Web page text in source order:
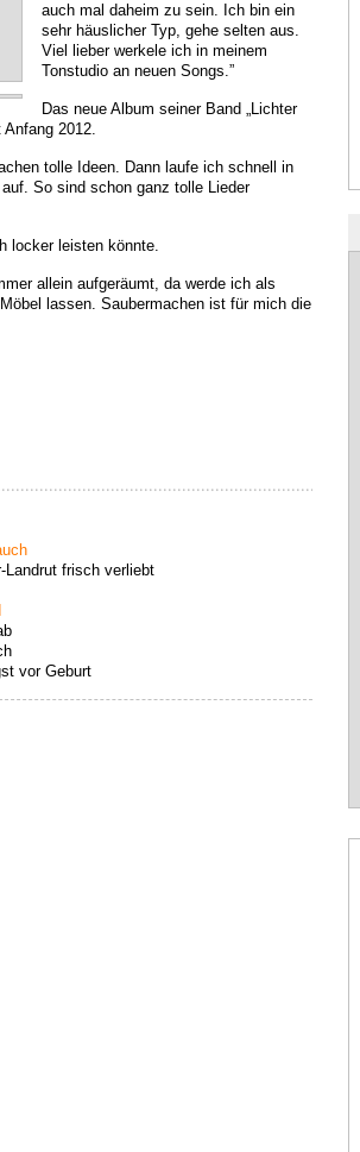
auch mal daheim zu sein. Ich bin ein
sehr häuslicher Typ, gehe selten aus.
Viel lieber werkele ich in meinem
Tonstudio an neuen Songs.”
Das neue Album seiner Band „Lichter
2012.
tolle Ideen. Dann laufe ich schnell in
So sind schon ganz tolle Lieder
locker leisten könnte.
allein aufgeräumt, da werde ich als
lassen. Saubermachen ist für mich die
Landrut frisch verliebt
vor Geburt